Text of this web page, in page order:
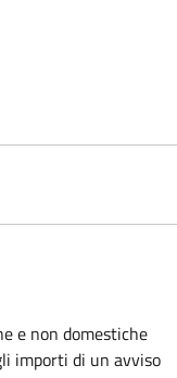
e non domestiche
importi di un avviso